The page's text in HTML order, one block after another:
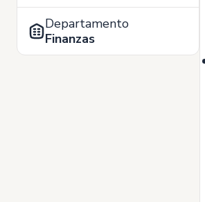
Departamento
Finanzas